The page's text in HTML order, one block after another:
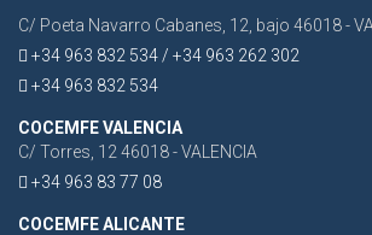
C/ Poeta Navarro Cabanes, 12, bajo 46018 -
+34 963 832 534 / +34 963 262 302
+34 963 832 534
COCEMFE VALENCIA
C/ Torres, 12 46018 - VALENCIA
+34 963 83 77 08
COCEMFE ALICANTE